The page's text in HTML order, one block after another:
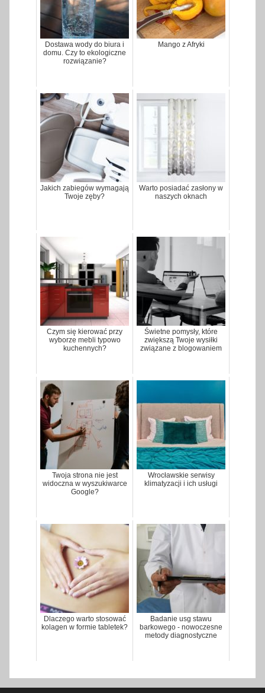
Dostawa wody do biura i
domu. Czy to ekologiczne
rozwiązanie?
Mango z Afryki
Jakich zabiegów wymagają
Twoje zęby?
Warto posiadać zasłony w
naszych oknach
Czym się kierować przy
wyborze mebli typowo
kuchennych?
Świetne pomysły, które
zwiększą Twoje wysiłki
związane z blogowaniem
Twoja strona nie jest
widoczna w wyszukiwarce
Google?
Wrocławskie serwisy
klimatyzacji i ich usługi
Dlaczego warto stosować
kolagen w formie tabletek?
Badanie usg stawu
barkowego - nowoczesne
metody diagnostyczne